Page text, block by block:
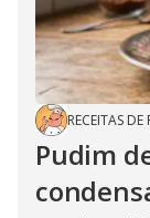
RECEITAS DE
Pudim